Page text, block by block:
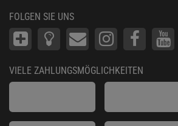
FOLGEN SIE UNS
VIELE ZAHLUNGSMÖGLICHKEITEN